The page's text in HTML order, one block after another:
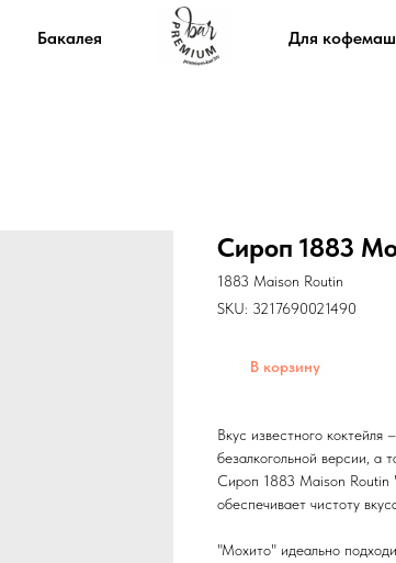
Бакалея Для
Сироп 1883
1883 Maison Routin
SKU: 3217690021490
В корзину
Вкус известного
безалкогольной версии, а
Сироп 1883 Maison Routin
обеспечивает чистоту
"Мохито" идеально